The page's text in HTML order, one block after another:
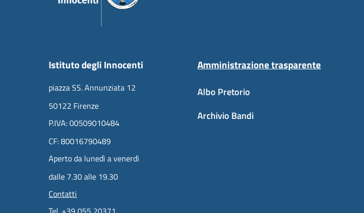
Istituto degli Innocenti
piazza SS. Annunziata 12
50122 Firenze
P.IVA: 00509010484
CF: 80016790489
Aperto da lunedì a venerdì
dalle 7.30 alle 19.30
Contatti
Amministrazione trasparente
Albo Pretorio
Archivio Bandi